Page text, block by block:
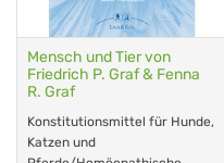
Mensch und Tier von
Friedrich P. Graf & Fenna
R. Graf
Konstitutionsmittel für Hunde,
Katzen und